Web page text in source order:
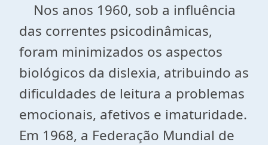
Nos anos 1960, sob a influência
das correntes psicodinâmicas,
foram minimizados os aspectos
biológicos da dislexia, atribuindo as
dificuldades de leitura a problemas
emocionais, afetivos e imaturidade.
Em 1968, a Federação Mundial de